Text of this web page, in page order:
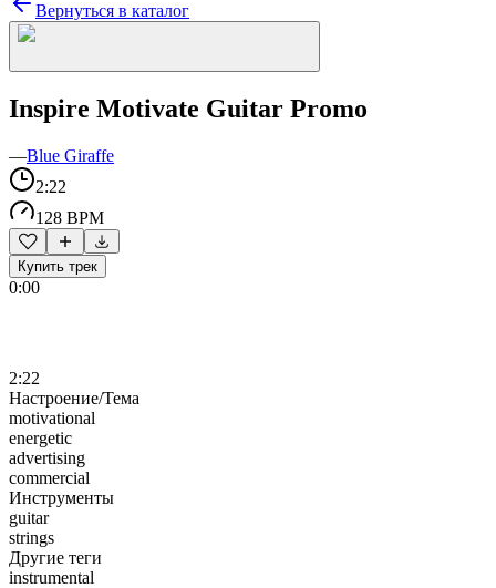
Вернуться в каталог
Inspire Motivate Guitar Promo
—Blue Giraffe
2:22
128 BPM
Купить трек
0:00
2:22
Настроение/Тема
motivational
energetic
advertising
commercial
Инструменты
guitar
strings
Другие теги
instrumental